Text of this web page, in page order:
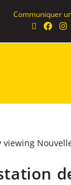
Communiquer